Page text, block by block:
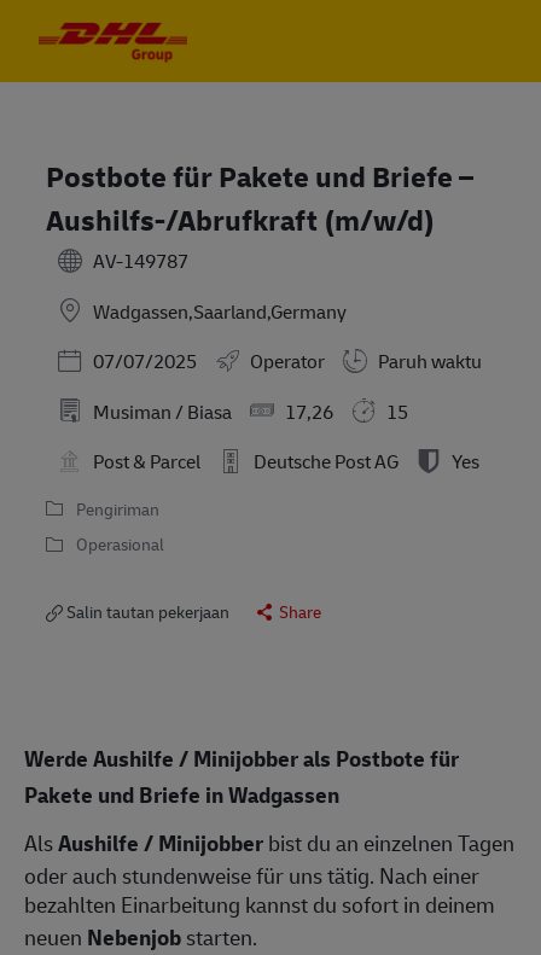
Postbote für Pakete und Briefe –
Aushilfs-/Abrufkraft (m/w/d)
AV-149787
Wadgassen,Saarland,Germany
Posted Date
07/07/2025 Operator
Paruh waktu
Musiman / Biasa
17,26
15
Post & Parcel
Deutsche Post AG Yes
Pengiriman
Operasional
Salin tautan pekerjaan Share
Werde Aushilfe / Minijobber als Postbote für
Pakete und Briefe in Wadgassen
AlsAushilfe / Minijobberbist du an einzelnen Tagen
oder auch stundenweise für uns tätig. Nach einer
bezahlten Einarbeitung kannst du sofort in deinem
neuen Nebenjobstarten.